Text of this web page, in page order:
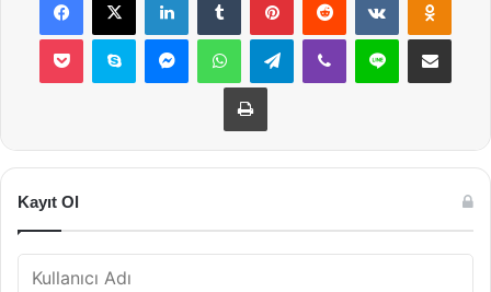
Pocket Skype MessengerWhatsAppTelegramViber Line E-Posta ile
Yazdır
Kayıt Ol